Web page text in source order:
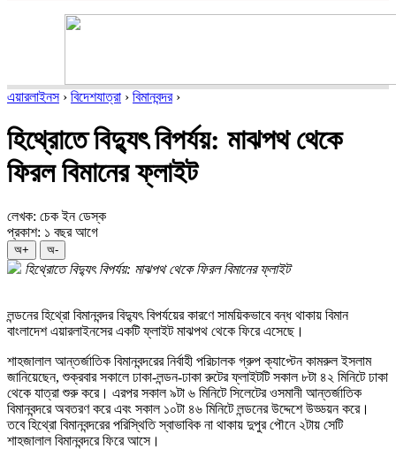
এয়ারলাইনস› বিদেশযাত্রা › বিমানবন্দর›
হিথ্রোতে বিদ্যুৎ বিপর্যয়: মাঝপথ থেকে
ফিরল বিমানের ফ্লাইট
লেখক: চেক ইন ডেস্ক
প্রকাশ: ১ বছর আগে
অ+ অ-
হিথ্রোতে বিদ্যুৎ বিপর্যয়: মাঝপথ থেকে ফিরল বিমানের ফ্লাইট
লন্ডনের হিথ্রো বিমানবন্দর বিদ্যুৎ বিপর্যয়ের কারণে সাময়িকভাবে বন্ধ থাকায় বিমান
বাংলাদেশ এয়ারলাইনসের একটি ফ্লাইট মাঝপথ থেকে ফিরে এসেছে।
শাহজালাল আন্তর্জাতিক বিমানবন্দরের নির্বাহী পরিচালক গ্রুপ ক্যাপ্টেন কামরুল ইসলাম
জানিয়েছেন, শুক্রবার সকালে ঢাকা-লন্ডন-ঢাকা রুটের ফ্লাইটটি সকাল ৮টা ৪২ মিনিটে ঢাকা
থেকে যাত্রা শুরু করে। এরপর সকাল ৯টা ৬ মিনিটে সিলেটের ওসমানী আন্তর্জাতিক
বিমানবন্দরে অবতরণ করে এবং সকাল ১০টা ৪৬ মিনিটে লন্ডনের উদ্দেশে উড্ডয়ন করে।
তবে হিথ্রো বিমানবন্দরের পরিস্থিতি স্বাভাবিক না থাকায় দুপুর পৌনে ২টায় সেটি
শাহজালাল বিমানবন্দরে ফিরে আসে।